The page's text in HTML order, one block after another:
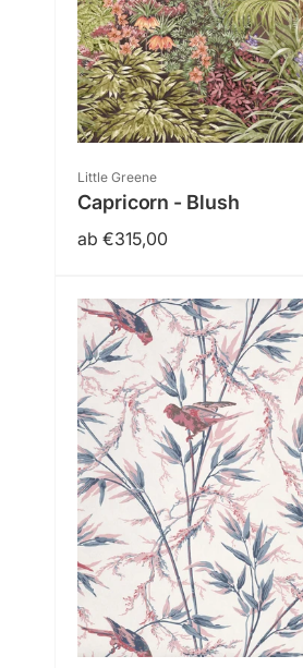
Anbieter:
Little Greene
Capricorn - Blush
Normaler
ab €315,00